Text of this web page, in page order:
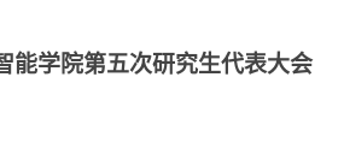
能学院第五次研究生代表大会